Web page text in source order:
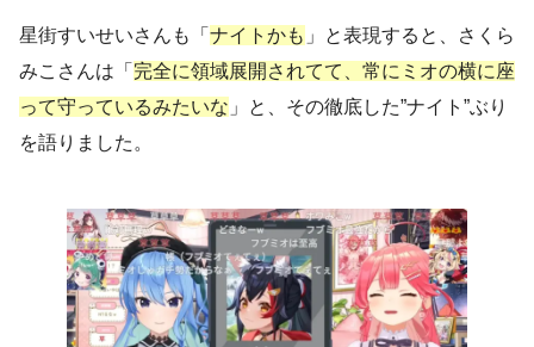
星街すいせいさんも「 ナイトかも 」と表現すると、さくら
みこさんは「 完全に領域展開されてて、常にミオの横に座
って守っているみたいな 」と、その徹底した”ナイト”ぶり
を語りました。